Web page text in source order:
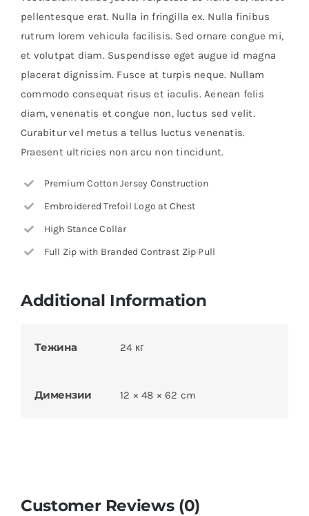
pellentesque erat. Nulla in fringilla ex. Nulla finibus
rutrum lorem vehicula facilisis. Sed ornare congue mi,
et volutpat diam. Suspendisse eget augue id magna
placerat dignissim. Fusce at turpis neque. Nullam
commodo consequat risus et iaculis. Aenean felis
diam, venenatis et congue non, luctus sed velit.
Curabitur vel metus a tellus luctus venenatis.
Praesent ultricies non arcu non tincidunt.
Premium Cotton Jersey Construction
Embroidered Trefoil Logo at Chest
High Stance Collar
Full Zip with Branded Contrast Zip Pull
Additional Information
Тежина 24 кг
Димензии 12 × 48 × 62 cm
Customer Reviews (0)